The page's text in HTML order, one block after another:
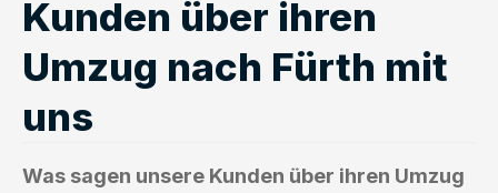
Kunden über ihren
Umzug nach Fürth mit
uns
Was sagen unsere Kunden über ihren Umzug